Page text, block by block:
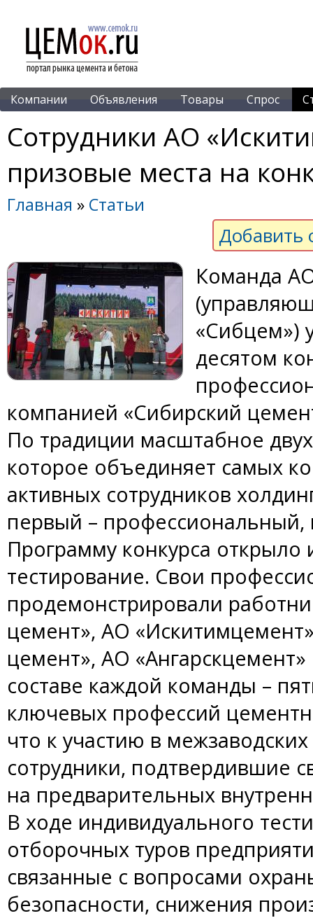
Компании Объявления Товары Спрос
Сотрудники АО
призовые места на
Главная » Статьи
Добавить
Команда
«Сибцем»)
десятом
компанией «Сибирский
По традиции масштабное
которое объединяет самых
активных сотрудников
первый – профессиональный,
Программу конкурса открыло
тестирование. Свои
продемонстрировали
цемент», АО
цемент», АО
составе каждой команды –
ключевых профессий
что к участию в
сотрудники, подтвердившие
на предварительных
В ходе индивидуального
отборочных туров
связанные с вопросами
безопасности, снижения